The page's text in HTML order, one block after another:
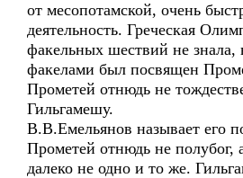
от месопотамской, очень
деятельность. Греческая
факельных шествий не знала,
факелами был посвящен
Прометей отнюдь не
Гильгамешу.
В.В.Емельянов называет его
Прометей отнюдь не полубог,
далеко не одно и то же.